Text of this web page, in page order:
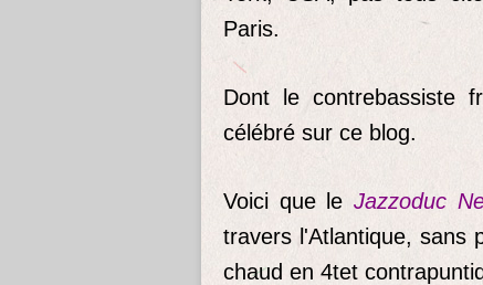
Paris.
Dont le contrebassiste
célébré sur ce blog.
Voici que leJazzoduc
travers l'Atlantique, sans
chaud en 4tet